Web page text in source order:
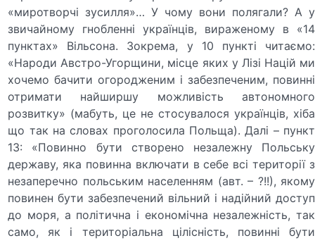
«миротворчі зусилля»… У чому вони полягали? А у
звичайному гнобленні українців, вираженому в «14
пунктах» Вільсона. Зокрема, у 10 пункті читаємо:
«Народи Австро-Угорщини, місце яких у Лізі Націй ми
хочемо бачити огородженим і забезпеченим, повинні
отримати найширшу можливість автономного
розвитку» (мабуть, це не стосувалося українців, хіба
що так на словах проголосила Польща). Далі – пункт
13: «Повинно бути створено незалежну Польську
державу, яка повинна включати в себе всі території з
незаперечно польським населенням (авт. – ?!!), якому
повинен бути забезпечений вільний і надійний доступ
до моря, а політична і економічна незалежність, так
само, як і територіальна цілісність, повинні бути